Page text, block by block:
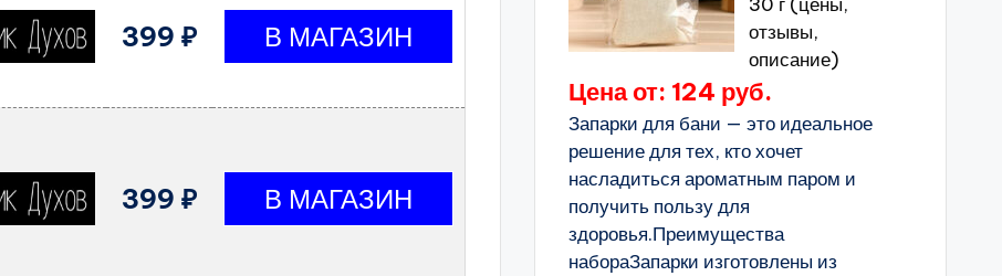
399 ₽
399 ₽
отзывы,
описание)
Цена от: 124 руб.
Запарки для бани — это идеальное
решение для тех, кто хочет
насладиться ароматным паром и
получить пользу для
здоровья.Преимущества
набораЗапарки изготовлены из